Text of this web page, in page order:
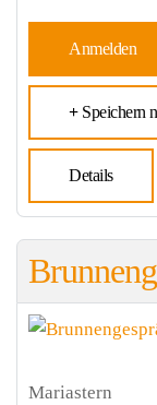
Anmelden
Speichern
Details
Mariastern